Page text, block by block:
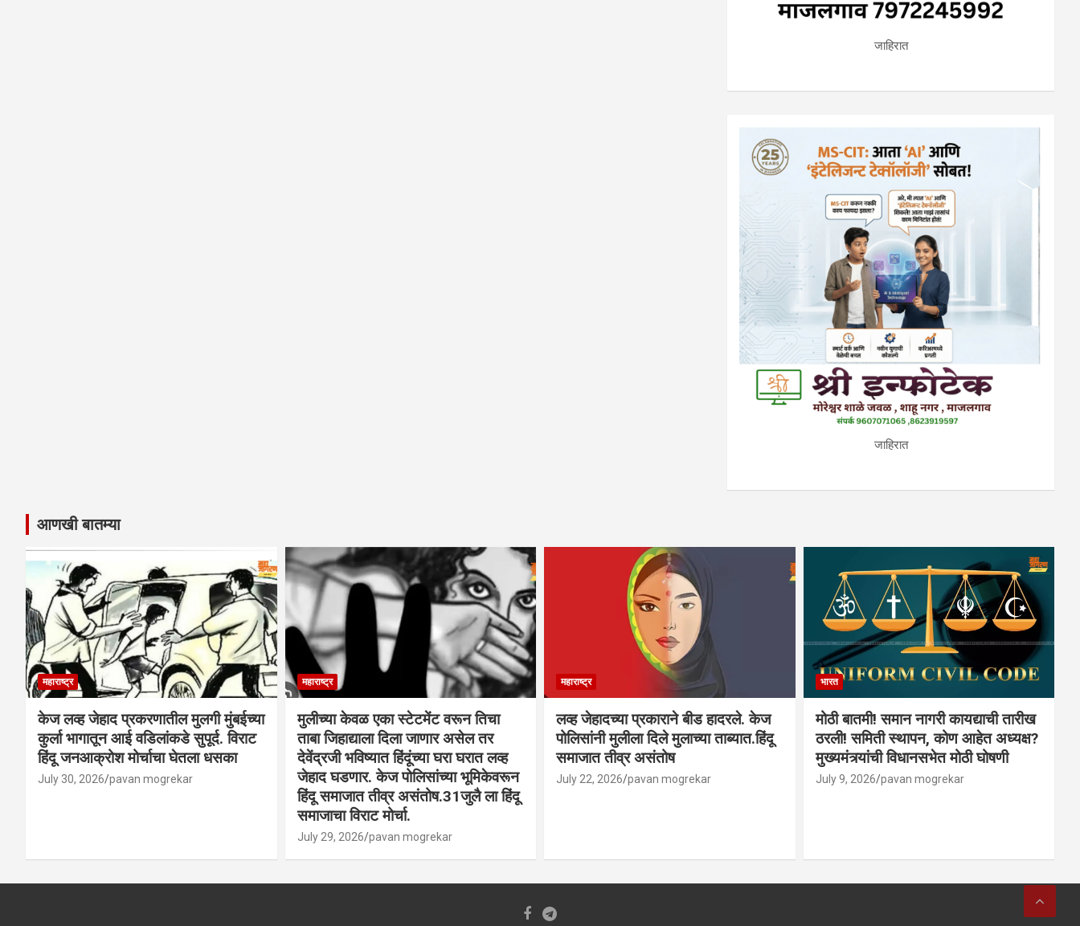
जाहिरात
जाहिरात
आणखी बातम्या
महाराष्ट्र
केज लव्ह जेहाद प्रकरणातील मुलगी मुंबईच्या
कुर्ला भागातून आई वडिलांकडे सुपूर्द. विराट
हिंदू जनआक्रोश मोर्चाचा घेतला धसका
July 30, 2026 pavan mogrekar
महाराष्ट्र
मुलीच्या केवळ एका स्टेटमेंट वरून तिचा
ताबा जिहाद्याला दिला जाणार असेल तर
देवेंद्रजी भविष्यात हिंदूंच्या घरा घरात लव्ह
जेहाद घडणार. केज पोलिसांच्या भूमिकेवरून
हिंदू समाजात तीव्र असंतोष.31जुलै ला हिंदू
समाजाचा विराट मोर्चा.
July 29, 2026 pavan mogrekar
महाराष्ट्र
लव्ह जेहादच्या प्रकाराने बीड हादरले. केज
पोलिसांनी मुलीला दिले मुलाच्या ताब्यात.हिंदू
समाजात तीव्र असंतोष
July 22, 2026 pavan mogrekar
भारत
मोठी बातमी! समान नागरी कायद्याची तारीख
ठरली! समिती स्थापन, कोण आहेत अध्यक्ष?
मुख्यमंत्र्यांची विधानसभेत मोठी घोषणी
July 9, 2026 pavan mogrekar